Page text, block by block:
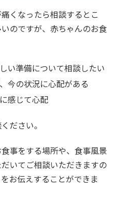
くなったら相談するとこ
のですが、赤ちゃんのお食
い準備について相談したい
今の状況に心配がある
感じて心配
ださい。
事をする場所や、食事風景
いてご相談いただきますの
お伝えすることができま